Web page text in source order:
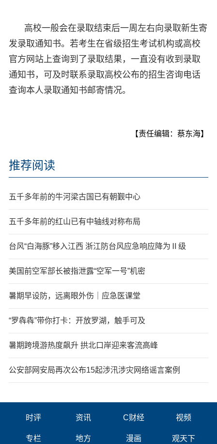
高校一般会在录取结束后一周左右向录取新生寄
发录取通知书。若考生在省级招生考试机构或高校
官方网站上查询到了录取结果，一直没有收到录取
通知书，可及时联系录取高校公布的招生咨询电话
查询本人录取通知书邮寄情况。
【责任编辑：蔡东海】
推荐阅读
五千多年前的牛河梁古国已有朝觐中心
五千多年前的红山已有中轴线对称布局
台风“白海豚”移入江西 浙江防台风应急响应降为Ⅱ级
美国前空军部长被指泄露“空军一号”机密
暑期早设防，远离眼外伤｜应急医课堂
“罗犇犇”带你打卡：开放罗湖，触手可及
暑期跨境游热度飙升 拱北口岸迎来客流高峰
公安部网安局再次公布15起涉汛涉灾网络谣言案例
时评 资讯 C财经 视频
专栏 地方 漫画 观天下